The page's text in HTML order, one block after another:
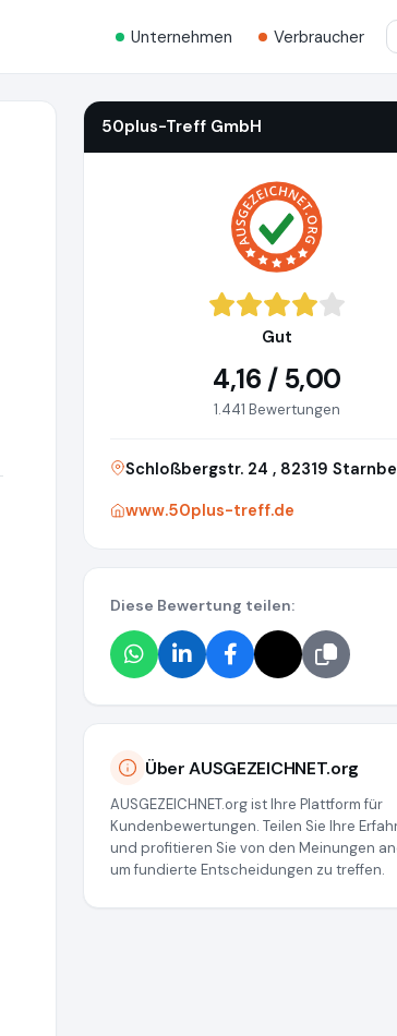
Unternehmen Verbraucher
50plus-Treff GmbH
Gut
4,16 / 5,00
1.441 Bewertungen
Schloßbergstr. 24 , 82319
www.50plus-treff.de
Diese Bewertung teilen:
Über AUSGEZEICHNET.org
AUSGEZEICHNET.org ist Ihre Plattform für
Kundenbewertungen. Teilen Sie Ihre
und profitieren Sie von den Meinungen
um fundierte Entscheidungen zu treffen.